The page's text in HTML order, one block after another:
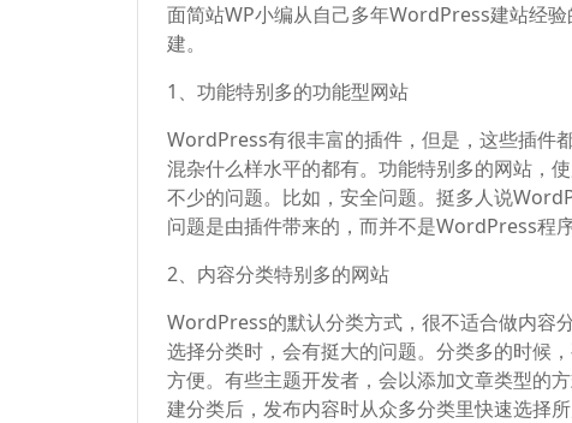
面简站WP小编从自己多年WordPress建站经
建。
1、功能特别多的功能型网站
WordPress有很丰富的插件，但是，这些插件
混杂什么样水平的都有。功能特别多的网站，
不少的问题。比如，安全问题。挺多人说
问题是由插件带来的，而并不是WordPress程
2、内容分类特别多的网站
WordPress的默认分类方式，很不适合做内容
选择分类时，会有挺大的问题。分类多的时候
方便。有些主题开发者，会以添加文章类型的
建分类后，发布内容时从众多分类里快速选择所